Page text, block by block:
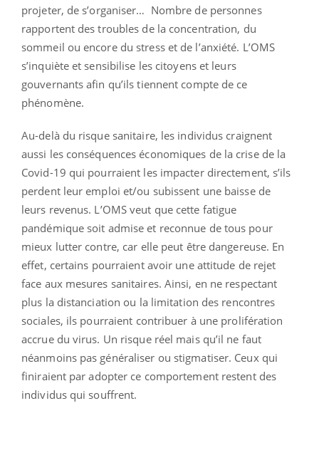
projeter, de s’organiser… Nombre de personnes
rapportent des troubles de la concentration, du
sommeil ou encore du stress et de l’anxiété. L’OMS
s’inquiète et sensibilise les citoyens et leurs
gouvernants afin qu’ils tiennent compte de ce
phénomène.
Au-delà du risque sanitaire, les individus craignent
aussi les conséquences économiques de la crise de la
Covid-19 qui pourraient les impacter directement, s’ils
perdent leur emploi et/ou subissent une baisse de
leurs revenus. L’OMS veut que cette fatigue
pandémique soit admise et reconnue de tous pour
mieux lutter contre, car elle peut être dangereuse. En
effet, certains pourraient avoir une attitude de rejet
face aux mesures sanitaires. Ainsi, en ne respectant
plus la distanciation ou la limitation des rencontres
sociales, ils pourraient contribuer à une prolifération
accrue du virus. Un risque réel mais qu’il ne faut
néanmoins pas généraliser ou stigmatiser. Ceux qui
finiraient par adopter ce comportement restent des
individus qui souffrent.